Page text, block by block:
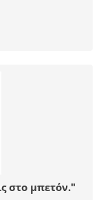
στο μπετόν."